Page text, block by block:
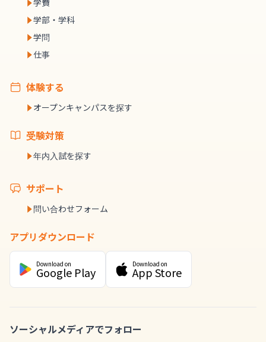
学費
学部・学科
学問
仕事
体験する
オープンキャンパスを探す
受験対策
年内入試を探す
サポート
問い合わせフォーム
アプリダウンロード
Download on
Google Play
Download on
App Store
ソーシャルメディアでフォロー